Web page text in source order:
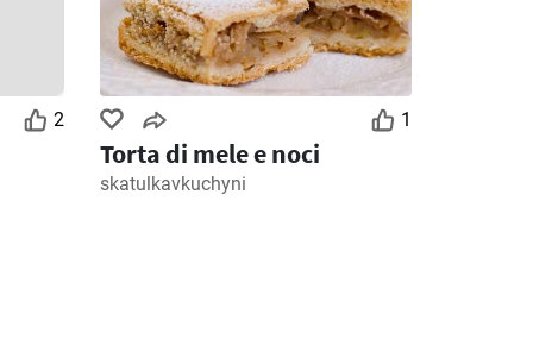
2 1
Torta di mele e noci
skatulkavkuchyni